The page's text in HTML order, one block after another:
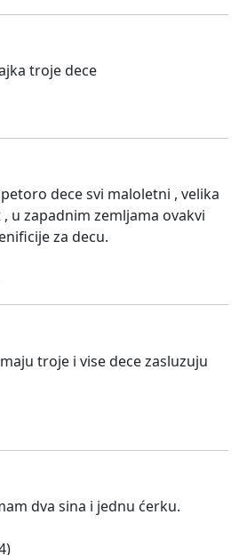
troje dece
dece svi maloletni , velika
u zapadnim zemljama ovakvi
za decu.
troje i vise dece zasluzuju
dva sina i jednu ćerku.